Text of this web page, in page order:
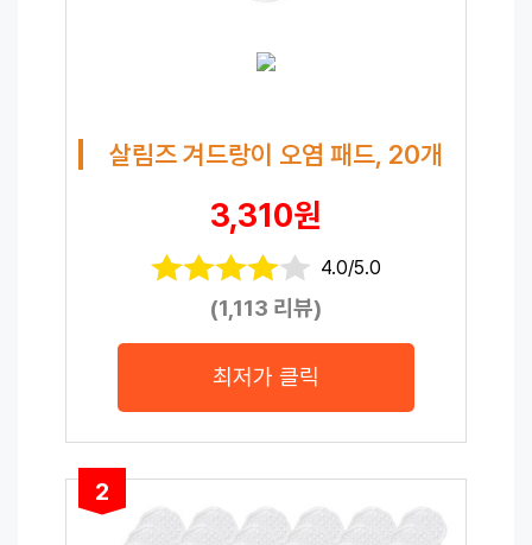
살림즈 겨드랑이 오염 패드, 20개
3,310원
4.0/5.0
(1,113 리뷰)
최저가 클릭
2